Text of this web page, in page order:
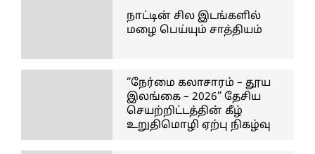
நாட்டின் சில இடங்களில்
மழை பெய்யும் சாத்தியம்
“நேர்மை கலாசாரம் – தூய
இலங்கை – 2026” தேசிய
செயற்றிட்டத்தின் கீழ்
உறுதிமொழி ஏற்பு நிகழ்வு